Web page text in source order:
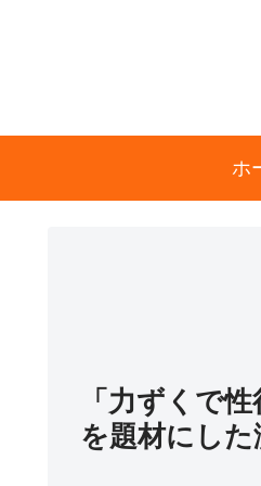
ホ
「力ずくで
を題材にし